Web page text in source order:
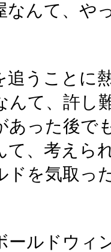
なんて、や
追うことに
んて、許し
あった後で
て、考えら
ドを気取っ
ールドウィ